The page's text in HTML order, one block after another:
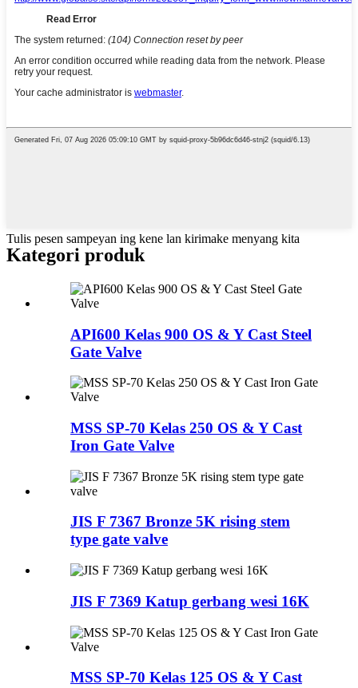
Tulis pesen sampeyan ing kene lan kirimake menyang kita
Kategori produk
API600 Kelas 900 OS & Y Cast Steel
Gate Valve
MSS SP-70 Kelas 250 OS & Y Cast
Iron Gate Valve
JIS F 7367 Bronze 5K rising stem
type gate valve
JIS F 7369 Katup gerbang wesi 16K
MSS SP-70 Kelas 125 OS & Y Cast